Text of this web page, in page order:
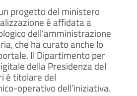
progetto del ministero
è affidata a
dell’amministrazione
che ha curato anche lo
Il Dipartimento per
della Presidenza del
è titolare del
operativo dell’iniziativa.